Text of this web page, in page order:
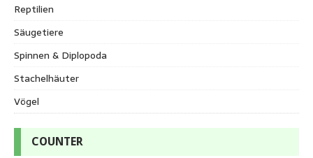
Reptilien
Säugetiere
Spinnen & Diplopoda
Stachelhäuter
Vögel
COUNTER